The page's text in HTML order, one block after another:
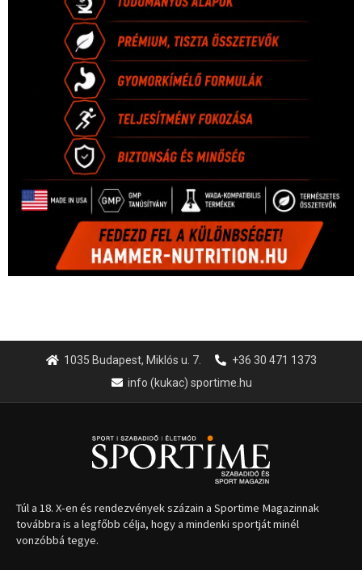
1035 Budapest, Miklós u. 7.
+36 30 471 1373
info (kukac) sportime.hu
Túl a 18. X-en és rendezvények százain a Sportime Magazinnak
továbbra is a legfőbb célja, hogy a mindenki sportját minél
vonzóbbá tegye.